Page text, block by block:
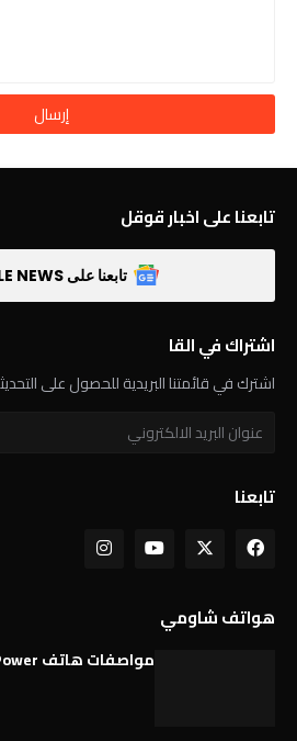
تابعنا على اخبار قوقل
تابعنا على GOOGLE NEWS
اشتراك في القا
اشترك في قائمتنا البريدية للحصول على
تابعنا
هواتف شاومي
مواصفات هاتف Xiaomi Poco M8 Power كاملة